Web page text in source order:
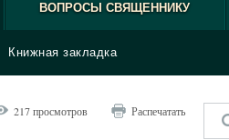
Книжная закладка
ВОПРОСЫ СВЯЩЕННИКУ
217 просмотров Распечатать